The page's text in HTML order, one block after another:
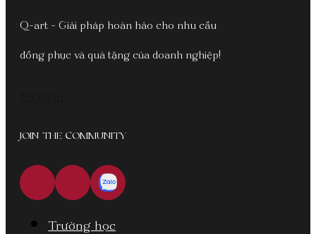
Q-art - Giải pháp hoàn hảo cho nhu cầu
đồng phục và quà tặng của doanh nghiệp!
JOIN THE COMMUNITY